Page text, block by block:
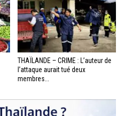
THAÏLANDE – CRIME : L’auteur de
l’attaque aurait tué deux
membres...